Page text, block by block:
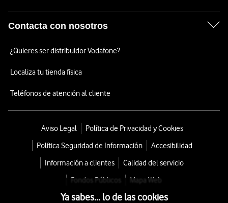
Contacta con nosotros
¿Quieres ser distribuidor Vodafone?
Localiza tu tienda física
Teléfonos de atención al cliente
Aviso Legal
Política de Privacidad y Cookies
Política Seguridad de Información
Accesibilidad
Información a clientes
Calidad del servicio
Fondos Públicos
Mapa Web
Ya sabes... lo de las cookies